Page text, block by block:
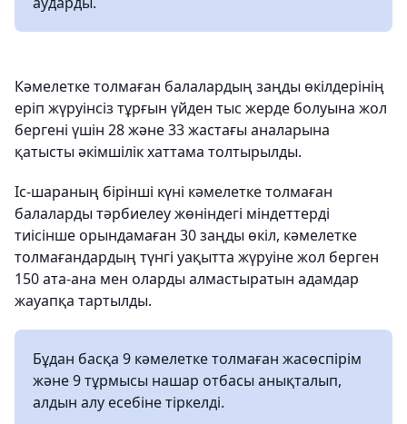
Кәмелетке толмаған балалардың заңды өкілдерінің
еріп жүруінсіз тұрғын үйден тыс жерде болуына жол
бергені үшін 28 және 33 жастағы аналарына
қатысты әкімшілік хаттама толтырылды.
Іс-шараның бірінші күні кәмелетке толмаған
балаларды тәрбиелеу жөніндегі міндеттерді
тиісінше орындамаған 30 заңды өкіл, кәмелетке
толмағандардың түнгі уақытта жүруіне жол берген
150 ата-ана мен оларды алмастыратын адамдар
жауапқа тартылды.
Бұдан басқа 9 кәмелетке толмаған жасөспірім
және 9 тұрмысы нашар отбасы анықталып,
алдын алу есебіне тіркелді.